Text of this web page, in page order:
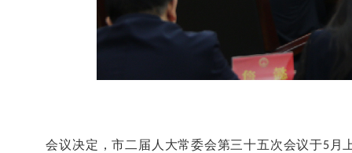
会议决定，市二届人大常委会第三十五次会议于5 月